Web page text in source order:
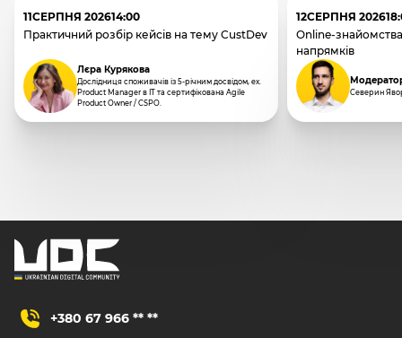
11СЕРПНЯ 202614:00
Практичний розбір кейсів на тему CustDev
Лєра Курякова
Дослідниця споживачів із 5-річним досвідом, ex.
Product Manager в IT та сертифікована Agile
Product Owner / CSPO.
12СЕРПНЯ 2026
Online-
напрямків
Северин
+380 67 966 ** **